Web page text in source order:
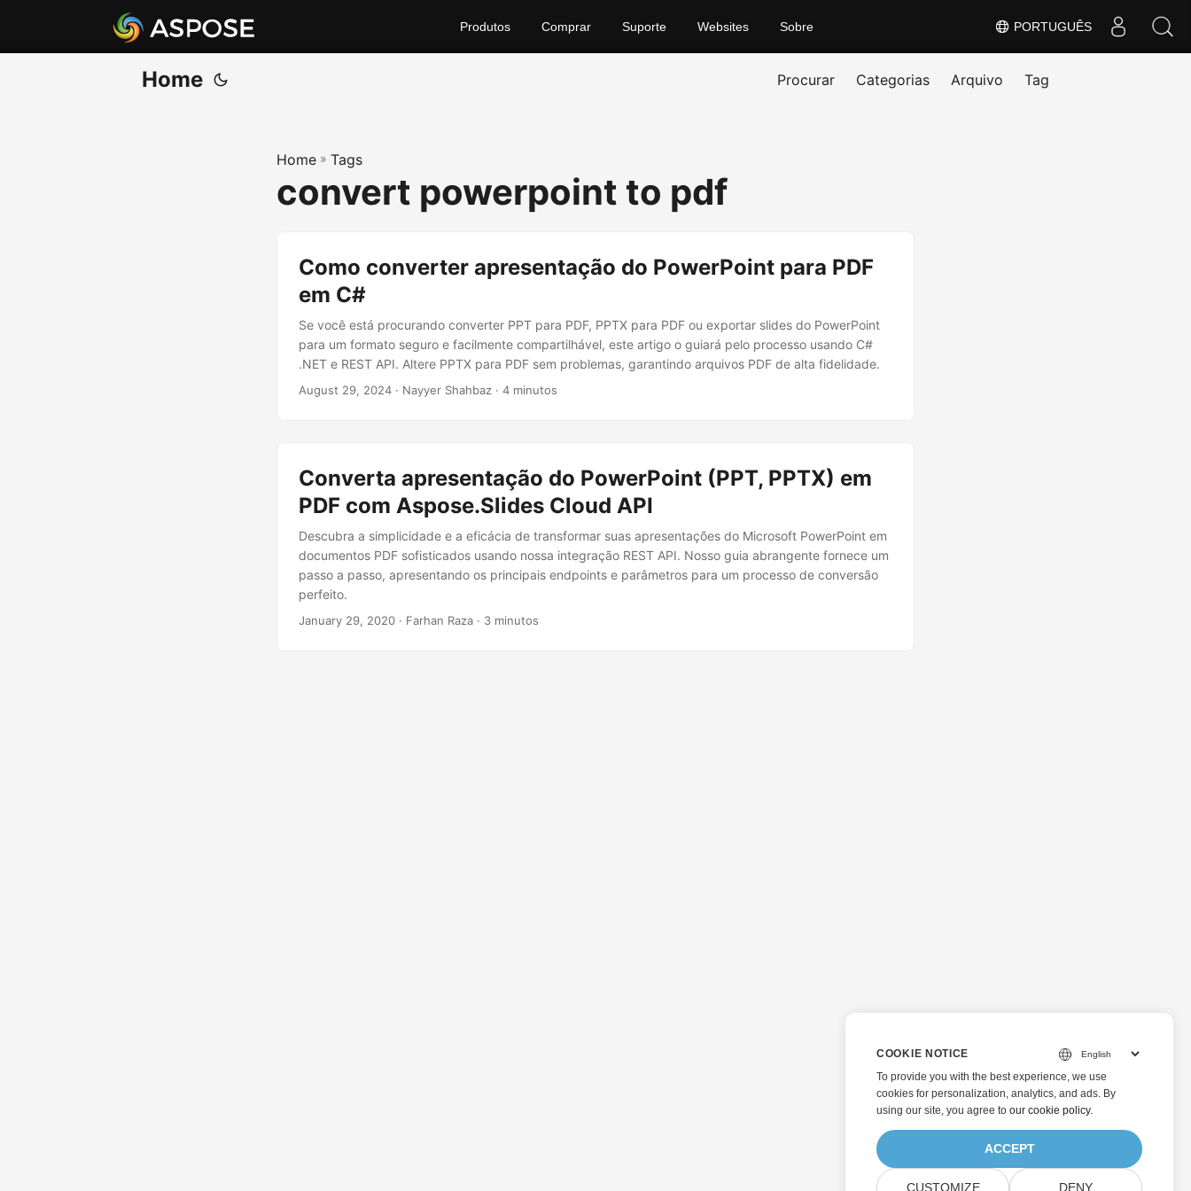
PORTUGUÊS
Produtos Comprar Suporte Websites Sobre
Home Procurar Categorias Arquivo Tag
Home » Tags
convert powerpoint to pdf
Como converter apresentação do PowerPoint para PDF
em C#
Se você está procurando converter PPT para PDF, PPTX para PDF ou exportar slides do PowerPoint
para um formato seguro e facilmente compartilhável, este artigo o guiará pelo processo usando C#
.NET e REST API. Altere PPTX para PDF sem problemas, garantindo arquivos PDF de alta fidelidade.
August 29, 2024 · Nayyer Shahbaz · 4 minutos
Converta apresentação do PowerPoint (PPT, PPTX) em
PDF com Aspose.Slides Cloud API
Descubra a simplicidade e a eficácia de transformar suas apresentações do Microsoft PowerPoint em
documentos PDF sofisticados usando nossa integração REST API. Nosso guia abrangente fornece um
passo a passo, apresentando os principais endpoints e parâmetros para um processo de conversão
perfeito.
January 29, 2020 · Farhan Raza · 3 minutos
COOKIE NOTICE
To provide you with the best experience, we use
cookies for personalization, analytics, and ads. By
using our site, you agree to our cookie policy.
ACCEPT
CUSTOMIZE DENY